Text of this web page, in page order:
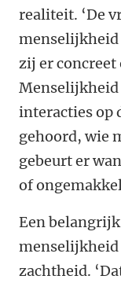
realiteit. ‘De
zij er concreet
interacties op
gehoord, wie
gebeurt er
of
Een
menselijkheid
zachtheid.